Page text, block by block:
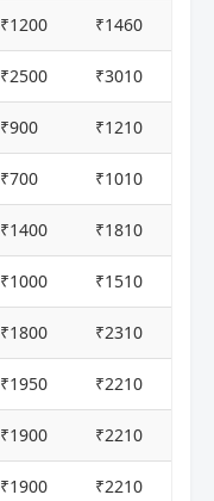
₹1200 ₹1460
₹2500 ₹3010
₹900 ₹1210
₹700 ₹1010
₹1400 ₹1810
₹1000 ₹1510
₹1800 ₹2310
₹1950 ₹2210
₹1900 ₹2210
₹1900 ₹2210